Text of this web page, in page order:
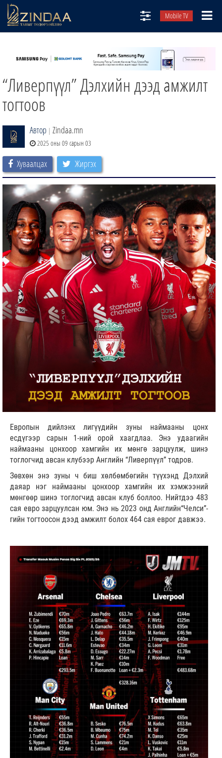
Mobile TV
ТВ8
ӨГЛӨӨНИЙ СОНИН
АУДИО ЗОХИОЛ
“Ливерпүүл” Дэлхийн дээд амжилт
тогтоов
Автор | Zindaa.mn
2025 оны 09 сарын 03
Хуваалцах Жиргэх
Европын дийлэнх лигүүдийн зуны наймааны цонх
есдүгээр сарын 1-ний орой хаагдлаа. Энэ удаагийн
наймааны цонхоор хамгийн их мөнгө зарцуулж, шинэ
тоглогчид авсан клубээр Английн “Ливерпүүл” тодров.
Зөвхөн энэ зуны ч биш хөлбөмбөгийн түүхэнд Дэлхий
даяар нэг наймааны цонхоор хамгийн их хэмжээний
мөнгөөр шинэ тоглогчид авсан клуб боллоо. Нийтдээ 483
сая евро зарцуулсан юм. Энэ нь 2023 онд Английн“Челси”-
гийн тогтоосон дээд амжилт болох 464 сая еврог давжээ.